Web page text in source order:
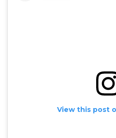
View this post